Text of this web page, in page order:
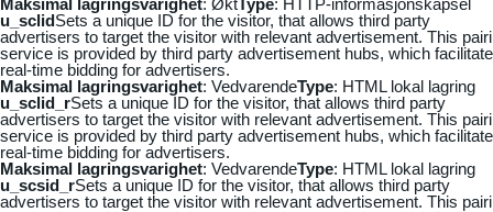
u_sclidSets a unique ID for the visitor, that allows third party
advertisers to target the visitor with relevant advertisement. This
service is provided by third party advertisement hubs, which
real-time bidding for advertisers.
Maksimal lagringsvarighet: VedvarendeType: HTML lokal lagring
u_sclid_rSets a unique ID for the visitor, that allows third party
advertisers to target the visitor with relevant advertisement. This
service is provided by third party advertisement hubs, which
real-time bidding for advertisers.
Maksimal lagringsvarighet: VedvarendeType: HTML lokal lagring
u_scsid_rSets a unique ID for the visitor, that allows third party
advertisers to target the visitor with relevant advertisement. This